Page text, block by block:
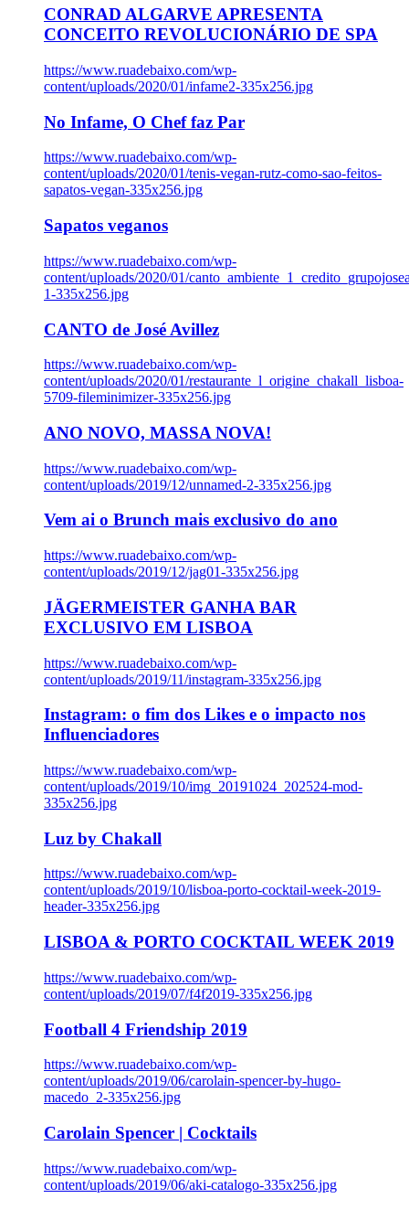
CONRAD ALGARVE APRESENTA
CONCEITO REVOLUCIONÁRIO DE SPA
https://www.ruadebaixo.com/wp-
content/uploads/2020/01/infame2-335x256.jpg
No Infame, O Chef faz Par
https://www.ruadebaixo.com/wp-
content/uploads/2020/01/tenis-vegan-rutz-como-sao-feitos-
sapatos-vegan-335x256.jpg
Sapatos veganos
https://www.ruadebaixo.com/wp-
content/uploads/2020/01/
1-335x256.jpg
CANTO de José Avillez
https://www.ruadebaixo.com/wp-
content/uploads/2020/01/restaurante_l_origine_chakall_lisboa-
5709-fileminimizer-335x256.jpg
ANO NOVO, MASSA NOVA!
https://www.ruadebaixo.com/wp-
content/uploads/2019/12/unnamed-2-335x256.jpg
Vem ai o Brunch mais exclusivo do ano
https://www.ruadebaixo.com/wp-
content/uploads/2019/12/jag01-335x256.jpg
JÄGERMEISTER GANHA BAR
EXCLUSIVO EM LISBOA
https://www.ruadebaixo.com/wp-
content/uploads/2019/11/instagram-335x256.jpg
Instagram: o fim dos Likes e o impacto nos
Influenciadores
https://www.ruadebaixo.com/wp-
content/uploads/2019/10/img_20191024_202524-mod-
335x256.jpg
Luz by Chakall
https://www.ruadebaixo.com/wp-
content/uploads/2019/10/lisboa-porto-cocktail-week-2019-
header-335x256.jpg
LISBOA & PORTO COCKTAIL WEEK 2019
https://www.ruadebaixo.com/wp-
content/uploads/2019/07/f4f2019-335x256.jpg
Football 4 Friendship 2019
https://www.ruadebaixo.com/wp-
content/uploads/2019/06/carolain-spencer-by-hugo-
macedo_2-335x256.jpg
Carolain Spencer | Cocktails
https://www.ruadebaixo.com/wp-
content/uploads/2019/06/aki-catalogo-335x256.jpg